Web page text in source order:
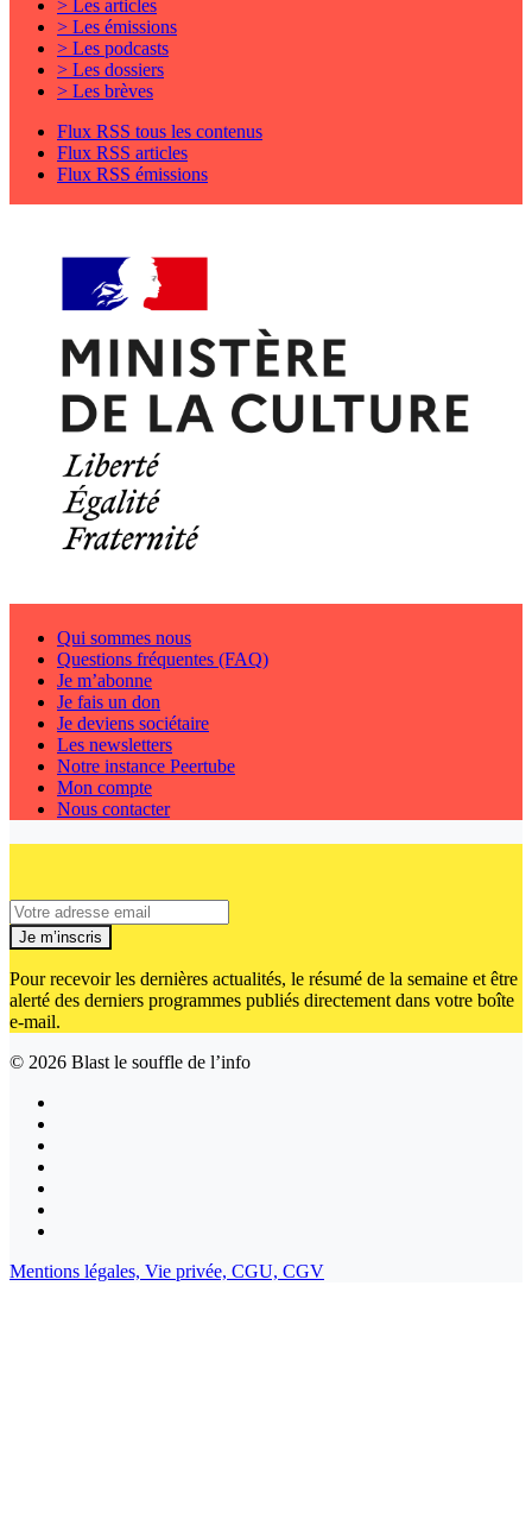
> Les articles
> Les émissions
> Les podcasts
> Les dossiers
> Les brèves
Flux RSS tous les contenus
Flux RSS articles
Flux RSS émissions
Qui sommes nous
Questions fréquentes (FAQ)
Je m’abonne
Je fais un don
Je deviens sociétaire
Les newsletters
Notre instance Peertube
Mon compte
Nous contacter
Je m’inscris
Pour recevoir les dernières actualités, le résumé de la semaine et être
alerté des derniers programmes publiés directement dans votre boîte
e-mail.
© 2026 Blast le souffle de l’info
Mentions légales, Vie privée, CGU, CGV